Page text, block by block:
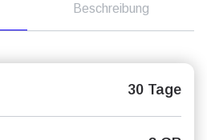
Beschreibung
30 Tage